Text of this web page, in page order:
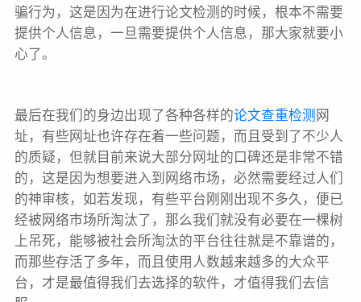
骗行为，这是因为在进行论文检测的时候，根本不需要
提供个人信息，一旦需要提供个人信息，那大家就要小
心了。
最后在我们的身边出现了各种各样的论文查重检测 网
址，有些网址也许存在着一些问题，而且受到了不少人
的质疑，但就目前来说大部分网址的口碑还是非常不错
的，这是因为想要进入到网络市场，必然需要经过人们
的神审核，如若发现，有些平台刚刚出现不多久，便已
经被网络市场所淘汰了，那么我们就没有必要在一棵树
上吊死，能够被社会所淘汰的平台往往就是不靠谱的，
而那些存活了多年，而且使用人数越来越多的大众平
台，才是最值得我们去选择的软件，才值得我们去信